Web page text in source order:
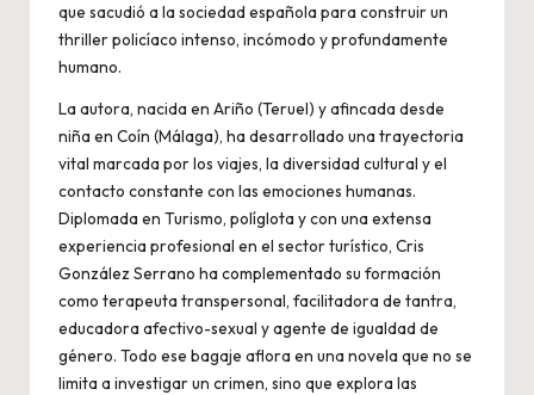
que sacudió a la sociedad española para construir un
thriller policíaco intenso, incómodo y profundamente
humano.
La autora, nacida en Ariño (Teruel) y afincada desde
niña en Coín (Málaga), ha desarrollado una trayectoria
vital marcada por los viajes, la diversidad cultural y el
contacto constante con las emociones humanas.
Diplomada en Turismo, políglota y con una extensa
experiencia profesional en el sector turístico, Cris
González Serrano ha complementado su formación
como terapeuta transpersonal, facilitadora de tantra,
educadora afectivo-sexual y agente de igualdad de
género. Todo ese bagaje aflora en una novela que no se
limita a investigar un crimen, sino que explora las